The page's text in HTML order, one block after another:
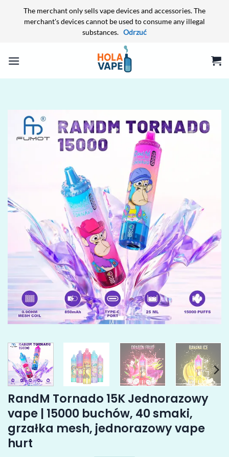
The merchant only sells vape devices and accessories. The
merchant's devices cannot be used to consume any illegal
substances. Odrzuć
RandM Tornado 15K Jednorazowy
vape | 15000 buchów, 40 smaki,
grzałka mesh, jednorazowy vape
hurt